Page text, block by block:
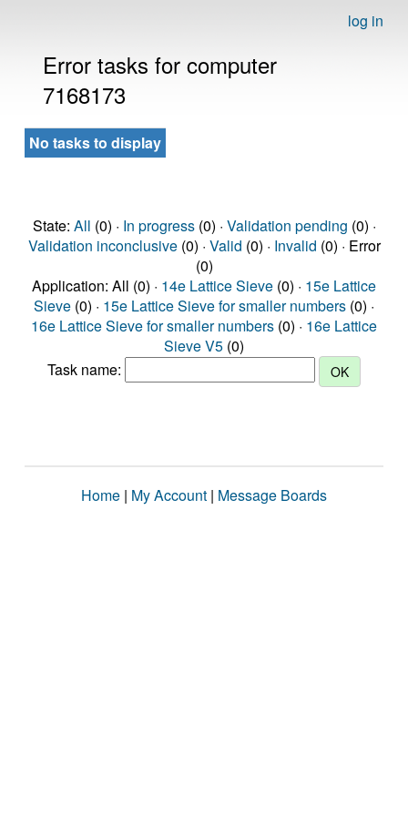
log in
Error tasks for computer
7168173
No tasks to display
State: All (0) · In progress(0) · Validation pending (0) ·
Validation inconclusive(0) · Valid (0) · Invalid (0) · Error
(0)
Application: All (0) · 14e Lattice Sieve (0) · 15e Lattice
Sieve (0) · 15e Lattice Sieve for smaller numbers (0) ·
16e Lattice Sieve for smaller numbers (0) · 16e Lattice
Sieve V5 (0)
Task name:
Home | My Account | Message Boards